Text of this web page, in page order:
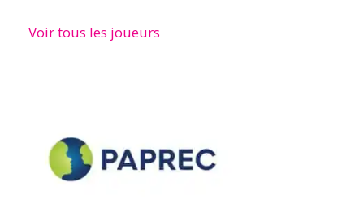
Voir tous les joueurs